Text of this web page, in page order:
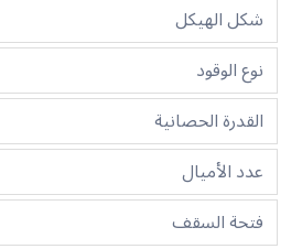
شكل الهيكل
نوع الوقود
القدرة الحصانية
عدد الأميال
فتحة السقف